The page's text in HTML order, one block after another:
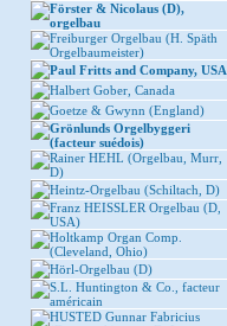
Förster & Nicolaus (D),
orgelbau
Freiburger Orgelbau (H. Späth
Orgelbaumeister)
Paul Fritts and Company, USA
Halbert Gober, Canada
Goetze & Gwynn (England)
Grönlunds Orgelbyggeri
(facteur suédois)
Rainer HEHL (Orgelbau, Murr,
D)
Heintz-Orgelbau (Schiltach, D)
Franz HEISSLER Orgelbau (D,
USA)
Holtkamp Organ Comp.
(Cleveland, Ohio)
Hörl-Orgelbau (D)
S.L. Huntington & Co., facteur
américain
HUSTED Gunnar Fabricius